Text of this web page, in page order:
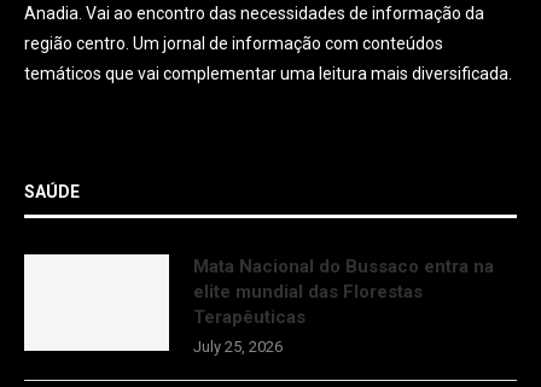
Anadia. Vai ao encontro das necessidades de informação da
região centro. Um jornal de informação com conteúdos
temáticos que vai complementar uma leitura mais diversificada.
SAÚDE
Mata Nacional do Bussaco entra na
elite mundial das Florestas
Terapêuticas
July 25, 2026